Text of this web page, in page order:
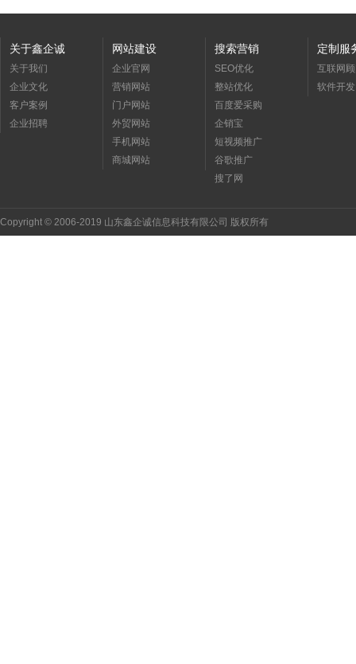
关于鑫企诚
关于我们
企业文化
客户案例
企业招聘
网站建设
企业官网
营销网站
门户网站
外贸网站
手机网站
商城网站
搜索营销
SEO优化
整站优化
百度爱采购
企销宝
短视频推广
谷歌推广
搜了网
定制服
互联网
软件开发
Copyright © 2006-2019 山东鑫企诚信息科技有限公司 版权所有